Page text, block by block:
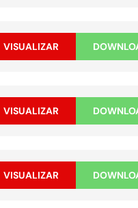
VISUALIZAR
VISUALIZAR
VISUALIZAR